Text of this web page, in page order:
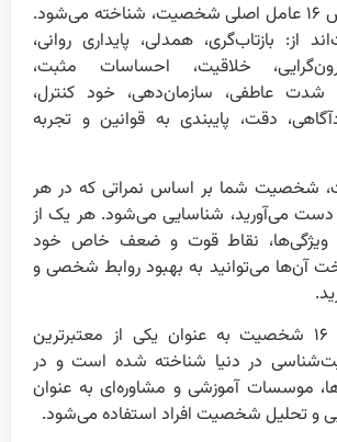
این تست بر اساس ۱۶ عامل اصلی شخصیت، شناخته می‌شود.
از: بازتاب‌گری، همدلی، پایداری روانی،
خلاقیت، احساسات مثبت،
عاطفی، سازمان‌دهی، خود کنترل،
دقت، پایبندی به قوانین و تجربه
شخصیت شما بر اساس نمراتی که در هر
به دست می‌آورید، شناسایی می‌شود. هر یک از
ویژگی‌ها، نقاط قوت و ضعف خاص خود
آن‌ها می‌توانید به بهبود روابط شخصی و
تست روانشناسی ۱۶ شخصیت به عنوان یکی از معتبرترین
در دنیا شناخته شده است و در
موسسات آموزشی و مشاوره‌ای به عنوان
و تحلیل شخصیت افراد استفاده می‌شود.